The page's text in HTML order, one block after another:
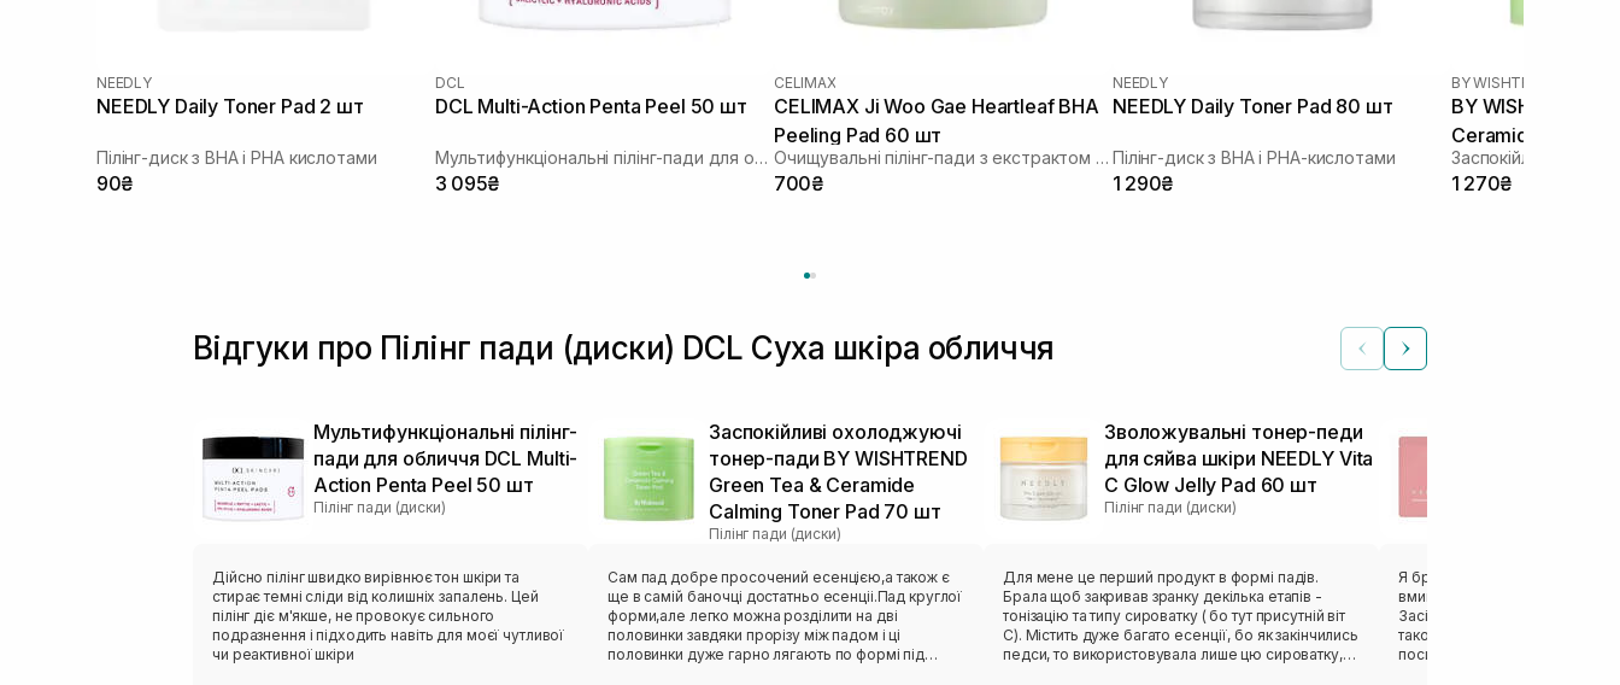
NEEDLY
NEEDLY Daily Toner Pad 2 шт
Пілінг-диск з BHA і PHA кислотами
90₴
DCL
DCL Multi-Action Penta Peel 50 шт
Мультифункціональні пілінг-пади для обличчя
3 095₴
CELIMAX
CELIMAX Ji Woo Gae Heartleaf BHA
Peeling Pad 60 шт
Очищувальні пілінг-пади з екстрактом хауттюйнії та BHA кислотами
700₴
NEEDLY
NEEDLY Daily Toner Pad 80 шт
Пілінг-диск з BHA і PHA-кислотами
1 290₴
BY WISHTREND
BY WISHTREND
Ceramide
Заспокійливі
1 270₴
Відгуки про Пілінг пади (диски) DCL Суха шкіра обличчя
Мультифункціональні пілінг-
пади для обличчя DCL Multi-
Action Penta Peel 50 шт
Пілінг пади (диски)
Дійсно пілінг швидко вирівнює тон шкіри та
стирає темні сліди від колишніх запалень. Цей
пілінг діє м'якше, не провокує сильного
подразнення і підходить навіть для моєї чутливої
чи реактивної шкіри
Заспокійливі охолоджуючі
тонер-пади BY WISHTREND
Green Tea & Ceramide
Calming Toner Pad 70 шт
Пілінг пади (диски)
Сам пад добре просочений есенцією,а також є
ще в самій баночці достатньо есенціі.Пад круглої
форми,але легко можна розділити на дві
половинки завдяки прорізу між падом і ці
половинки дуже гарно лягають по формі під
Зволожувальні тонер-педи
для сяйва шкіри NEEDLY Vita
C Glow Jelly Pad 60 шт
Пілінг пади (диски)
Для мене це перший продукт в формі падів.
Брала щоб закривав зранку декілька етапів -
тонізацію та типу сироватку ( бо тут присутній віт
С). Містить дуже багато есенції, бо як закінчились
педси, то використовувала лише цю сироватку,
Я брала педи поштучно з
вмиватися 2 рази на день
Засіб підходить для
також допоможе вирішити
посиленим виділенням